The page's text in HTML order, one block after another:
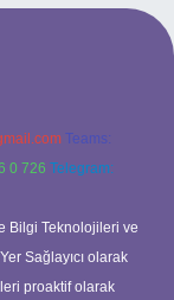
Teams:
0 726 Telegram:
Bilgi Teknolojileri ve
Sağlayıcı olarak
proaktif olarak